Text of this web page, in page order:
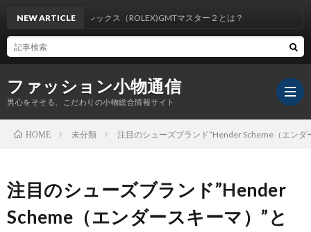
ファッション小物通信
男心をそそる、こだわりの小物総合情報サイト
NEW ARTICLE
大注目のロレックス（ROLEX)GMTマスター２とは？
HOME 未分類 注目のシューズブランド”Hender Scheme（エンダ
注目のシューズブランド”Hender
Scheme（エンダースキーマ）”と